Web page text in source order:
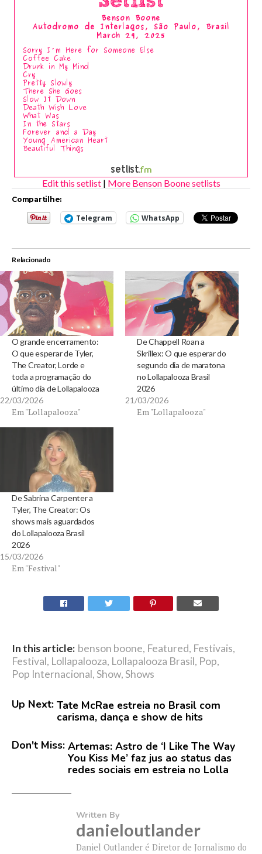
Edit this setlist| More Benson Boone setlists
Compartilhe:
Telegram WhatsApp
Relacionado
O grande encerramento:
O que esperar de Tyler,
The Creator, Lorde e
toda a programação do
último dia de Lollapalooza
22/03/2026
Em "Lollapalooza"
De Chappell Roan a
Skrillex: O que esperar do
segundo dia de maratona
no Lollapalooza Brasil
2026
21/03/2026
Em "Lollapalooza"
De Sabrina Carpenter a
Tyler, The Creator: Os
shows mais aguardados
do Lollapalooza Brasil
2026
15/03/2026
Em "Festival"
In this article: benson boone, Featured, Festivais,
Festival, Lollapalooza, Lollapalooza Brasil, Pop,
Pop Internacional,Show,Shows
Up Next: Tate McRae estreia no Brasil com
carisma, dança e show de hits
Don't Miss: Artemas: Astro de ‘I Like The Way
You Kiss Me’ faz jus ao status das
redes sociais em estreia no Lolla
Written By
danieloutlander
Daniel Outlander é Diretor de Jornalismo do